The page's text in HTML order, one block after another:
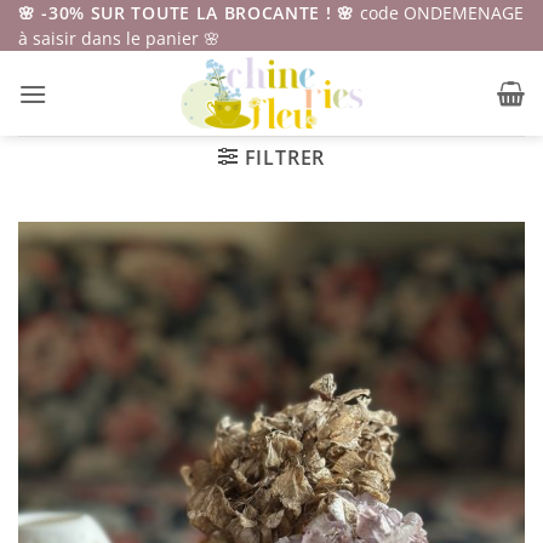
Passer
au
🌸 -30% SUR TOUTE LA BROCANTE ! 🌸 code ONDEMENAGE
à saisir dans le panier 🌸
FILTRER